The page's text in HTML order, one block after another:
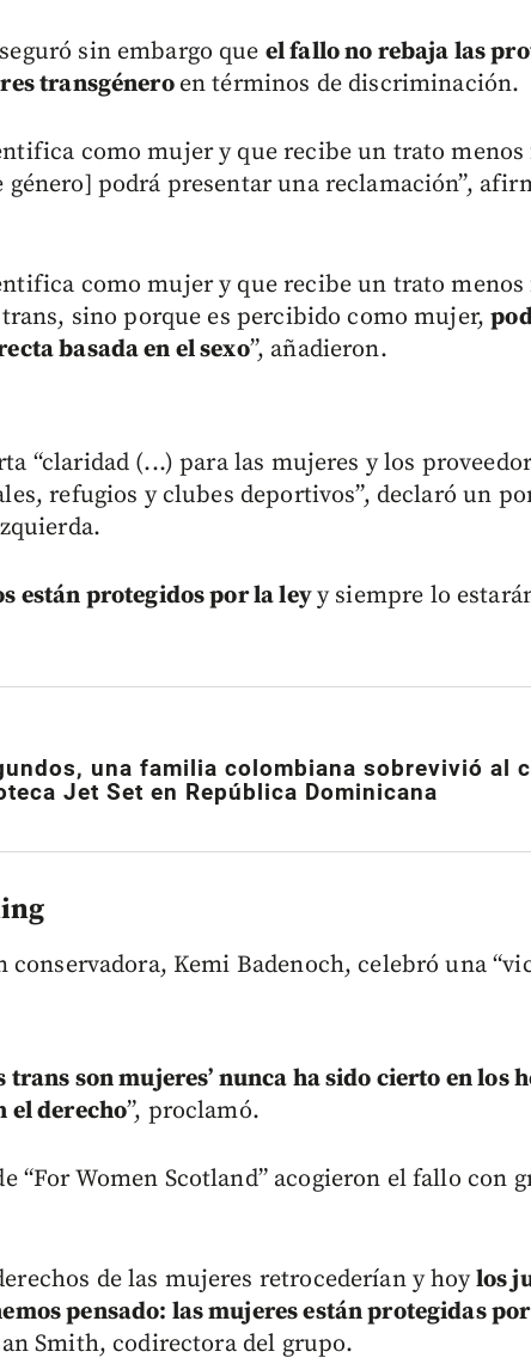
sin embargo que el fallo no rebaja las
transgéneroen términos de discriminación.
como mujer y que recibe un trato
género] podrá presentar una reclamación”,
como mujer y que recibe un trato menos
sino porque es percibido como mujer,
basada en el sexo”, añadieron.
“claridad (...) para las mujeres y los
refugios y clubes deportivos”, declaró un
están protegidos por la leyy siempre lo
una familia colombiana sobrevivió al
Jet Set en República Dominicana
Kemi Badenoch, celebró una
trans son mujeres’ nunca ha sido cierto en los
el derecho”, proclamó.
“For Women Scotland” acogieron el fallo con
de las mujeres retrocederían y hoylos
pensado: las mujeres están protegidas
Smith, codirectora del grupo.